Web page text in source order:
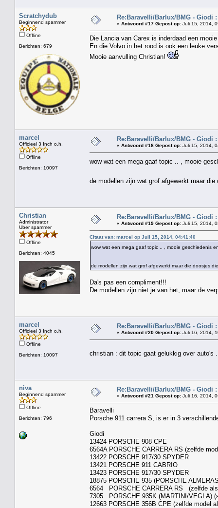
Scratchydub
Beginnend spammer
Offline
Berichten: 679
Re:Baravelli/Barlux/BMG - Giodi
« Antwoord #17 Gepost op: Juli 15, 2014,
Die Lancia van Carex is inderdaad een
En die Volvo in het rood is ook een leuke
Mooie aanvulling Christian!
marcel
Officieel 3 Inch o.h.
Offline
Berichten: 10097
Re:Baravelli/Barlux/BMG - Giodi
« Antwoord #18 Gepost op: Juli 15, 2014,
wow wat een mega gaaf topic .. , mooie
de modellen zijn wat grof afgewerkt maar
Christian
Administrator
Uber spammer
Offline
Berichten: 4045
Re:Baravelli/Barlux/BMG - Giodi
« Antwoord #19 Gepost op: Juli 15, 2014,
Citaat van: marcel op Juli 15, 2014, 04:41:40
wow wat een mega gaaf topic .. , mooie geschiedenis
de modellen zijn wat grof afgewerkt maar die doosjes
Da's pas een compliment!!!
De modellen zijn niet je van het, maar de
marcel
Officieel 3 Inch o.h.
Offline
Berichten: 10097
Re:Baravelli/Barlux/BMG - Giodi
« Antwoord #20 Gepost op: Juli 16, 2014,
christian : dit topic gaat gelukkig over
niva
Beginnend spammer
Offline
Berichten: 796
Re:Baravelli/Barlux/BMG - Giodi
« Antwoord #21 Gepost op: Juli 16, 2014,
Baravelli
Porsche 911 carrera S, is er in 3
Giodi
13424 PORSCHE 908 CPE
6564A PORSCHE CARRERA RS (zelfde
13422 PORSCHE 917/30 SPYDER
13421 PORSCHE 911 CABRIO
13423 PORSCHE 917/30 SPYDER
18875 PORSCHE 935 (PORSCHE
6564 PORSCHE CARRERA RS (zelfde
7305 PORSCHE 935K (MARTINI/VEGLA)
12663 PORSCHE 356B CPE (zelfde model